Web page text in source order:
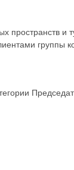
и
группы